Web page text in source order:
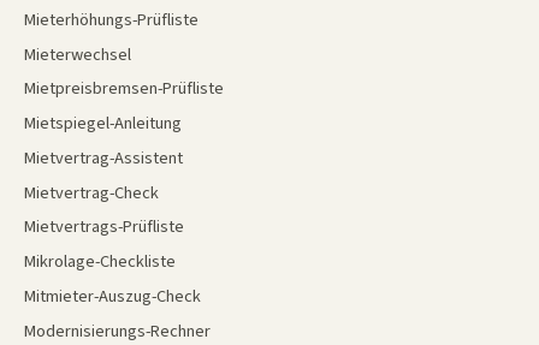
Mieterhöhungs-Prüfliste
Mieterwechsel
Mietpreisbremsen-Prüfliste
Mietspiegel-Anleitung
Mietvertrag-Assistent
Mietvertrag-Check
Mietvertrags-Prüfliste
Mikrolage-Checkliste
Mitmieter-Auszug-Check
Modernisierungs-Rechner